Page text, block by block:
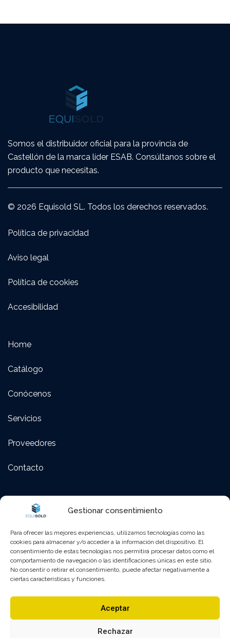
Gestionar consentimiento
Para ofrecer las mejores experiencias, utilizamos tecnologías como las
cookies para almacenar y/o acceder a la información del dispositivo. El
consentimiento de estas tecnologías nos permitirá procesar datos como el
comportamiento de navegación o las identificaciones únicas en este sitio.
No consentir o retirar el consentimiento, puede afectar negativamente a
ciertas características y funciones.
Aceptar
Rechazar
Somos el distribuidor oficial para la provincia de
Castellón de la marca líder ESAB. Consúltanos sobre el
producto que necesitas.
© 2026 Equisold SL. Todos los derechos reservados.
Política de privacidad
Aviso legal
Política de cookies
Accesibilidad
Home
Catálogo
Conócenos
Servicios
Proveedores
Contacto
Polígono Fadrell – C/ Montanejos 58 Castellón de la
Plana (12005), Castellón, España
964 25 26 01
administracion@equisold.es
Sábado y Domingo : Cerrado